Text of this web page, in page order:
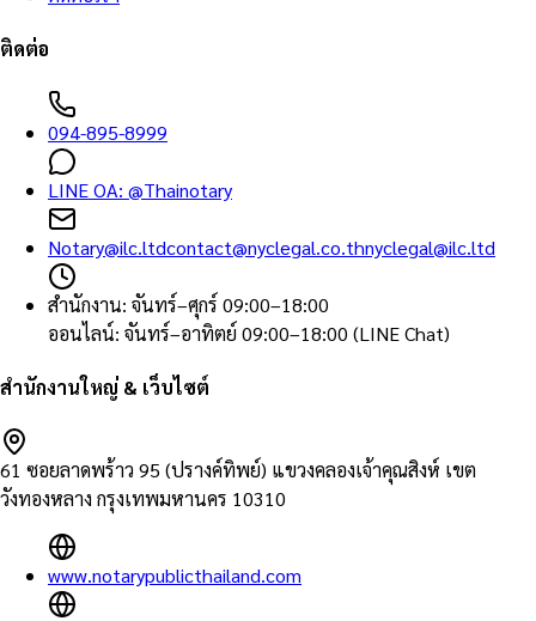
ติดต่อ
094-895-8999
LINE OA: @Thainotary
Notary@ilc.ltdcontact@nyclegal.co.thnyclegal@ilc.ltd
สำนักงาน: จันทร์–ศุกร์ 09:00–18:00
ออนไลน์: จันทร์–อาทิตย์ 09:00–18:00 (LINE Chat)
สำนักงานใหญ่ & เว็บไซต์
61 ซอยลาดพร้าว 95 (ปรางค์ทิพย์) แขวงคลองเจ้าคุณสิงห์ เขต
วังทองหลาง กรุงเทพมหานคร 10310
www.notarypublicthailand.com